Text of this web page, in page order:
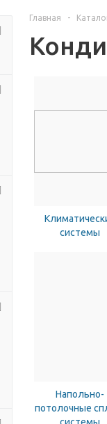
Главная -
системы
Напольно-
потолочные